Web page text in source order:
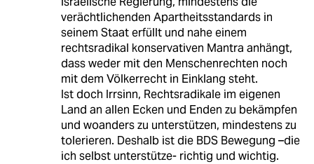
verächtlichenden Apartheitsstandards in
seinem Staat erfüllt und nahe einem
rechtsradikal konservativen Mantra anhängt,
dass weder mit den Menschenrechten noch
mit dem Völkerrecht in Einklang steht.
Ist doch Irrsinn, Rechtsradikale im eigenen
Land an allen Ecken und Enden zu bekämpfen
und woanders zu unterstützen, mindestens zu
tolerieren. Deshalb ist die BDS Bewegung –die
ich selbst unterstütze- richtig und wichtig.